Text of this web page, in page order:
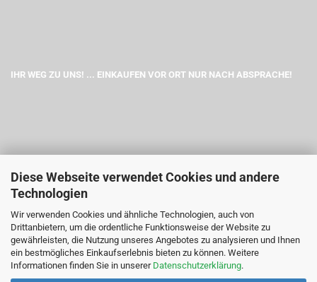
Diese Webseite verwendet Cookies und andere
Technologien
Wir verwenden Cookies und ähnliche Technologien, auch von
Drittanbietern, um die ordentliche Funktionsweise der Website zu
gewährleisten, die Nutzung unseres Angebotes zu analysieren und Ihnen
ein bestmögliches Einkaufserlebnis bieten zu können. Weitere
Informationen finden Sie in unserer Datenschutzerklärung.
IHR WEG ZU UNS! ... EINKAUFEN VOR ORT NUR NACH ABSPRACHE!